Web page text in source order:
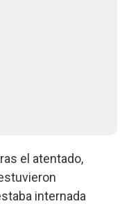
el atentado,
internada